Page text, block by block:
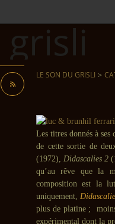
LE SON DU GRISLI >
Les titres donnés à
de cette sortie de
(1972), Didascalies 2
qu’au rêve que la
composition est la
uniquement,
plus de platine ;
expérimental dont la